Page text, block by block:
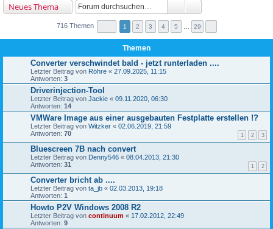
Neues Thema
716 Themen 1 2 3 4 5 29
Themen
Converter verschwindet bald - jetzt runterladen ....
Letzter Beitrag von Röhre « 27.09.2025, 11:15
Antworten: 3
Driverinjection-Tool
Letzter Beitrag von Jackie « 09.11.2020, 06:30
Antworten: 14
VMWare Image aus einer ausgebauten Festplatte erstellen !?
Letzter Beitrag von Witzker « 02.06.2019, 21:59
Antworten: 70 1 2 3
Bluescreen 7B nach convert
Letzter Beitrag von Denny546 « 08.04.2013, 21:30
Antworten: 31 1 2
Converter bricht ab ....
Letzter Beitrag von ta_jb « 02.03.2013, 19:18
Antworten: 1
Howto P2V Windows 2008 R2
Letzter Beitrag von continuum « 17.02.2012, 22:49
Antworten: 9